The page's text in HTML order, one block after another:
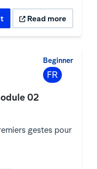
Read more
Beginner
FR
02
gestes pour